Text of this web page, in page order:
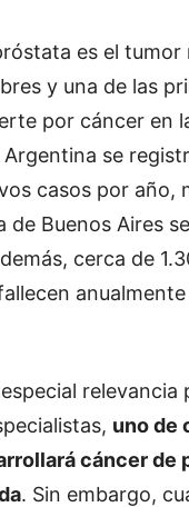
es el
y una de las
por cáncer en
Argentina se
casos por año,
de Buenos Aires
cerca de
relevancia
uno de
cáncer de
. Sin embargo,